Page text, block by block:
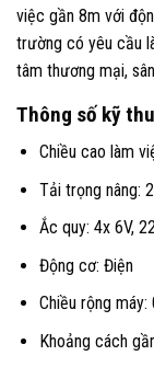
việc gần 8m với
trường có yêu cầu
tâm thương mại,
Thông số kỹ
Chiều cao làm
Tải trọng nâng:
Ắc quy: 4x 6V,
Động cơ: Điện
Chiều rộng máy:
Khoảng cách